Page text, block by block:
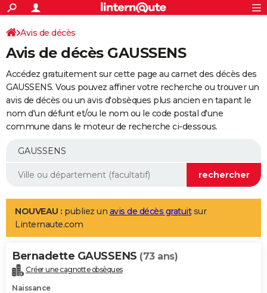
ACTUALITÉS
Politique
Société
Faits Divers
Education
Monde
Villes
+
SPORT
Coupe du monde 2026
Football
Tennis
Cyclisme
Rugby
Forum
Programme TV
TNT
Streaming
Cinéma
Sorties cinéma
Musique
+
FINANCE
Retraite
Epargne
Immobilier
Risques naturels par ville
Banque
Assurance
AUTO
Essais
Réserver un essai
Citadines
Berlines
SUV
Forum auto
+
Mobiles
Meilleur smartphone
Internet
Ordinateurs
Jeux vidéo
Guide high-tech
Aménagement intérieur
LIFESTYLE
Art de vivre
Bien-être
Loisirs
Mode
Modes de vie
Alimentation
Guide de la santé
Maladies
Médicaments
Sommeil
VOYAGE
Destinations
City break
Voyage nature
Voyage de noces
Forum
Climat
+PHOTO
Avis de décès
Avis de décès GAUSSENS
Accédez gratuitement sur cette page au carnet des décès des
GAUSSENS. Vous pouvez affiner votre recherche ou trouver un
avis de décès ou un avis d'obsèques plus ancien en tapant le
nom d'un défunt et/ou le nom ou le code postal d'une
commune dans le moteur de recherche ci-dessous.
NOUVEAU : publiez un avis de décès gratuitsur
Linternaute.com
Bernadette GAUSSENS (73 ans)
Créer une cagnotte obsèques
Naissance